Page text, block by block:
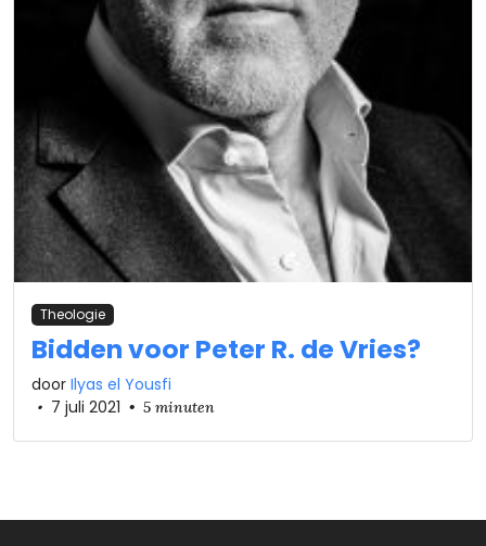
Theologie
Bidden voor Peter R. de Vries?
door Ilyas el Yousfi
• 7 juli 2021 • 5 minuten